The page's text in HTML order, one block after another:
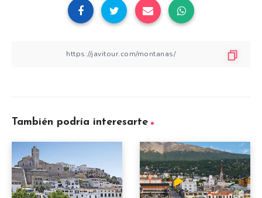
También podría interesarte